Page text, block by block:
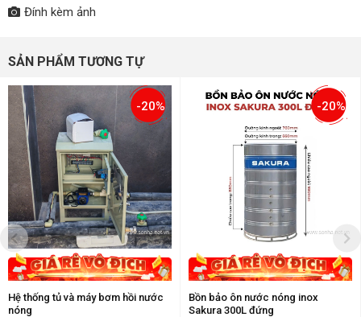
Đính kèm ảnh
SẢN PHẨM TƯƠNG TỰ
-20%
Hệ thống tủ và máy bơm hồi nước
nóng
-20%
Bồn bảo ôn nước nóng inox
Sakura 300L đứng